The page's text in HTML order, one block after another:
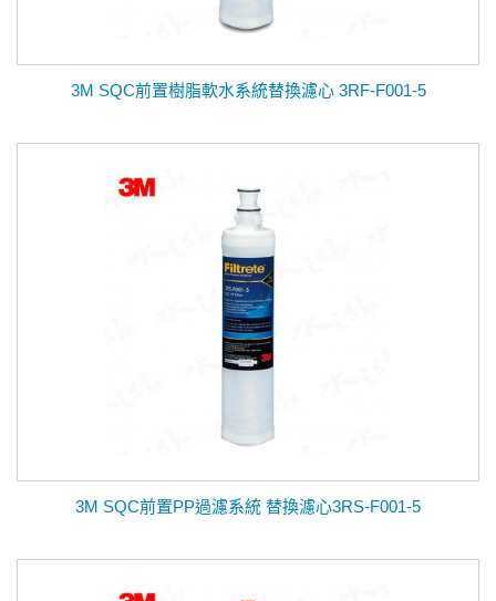
3M SQC前置樹脂軟水系統替換濾心 3RF-F001-5
3M SQC前置PP過濾系統 替換濾心3RS-F001-5